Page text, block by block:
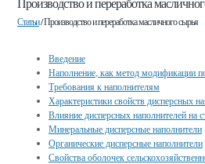
Статьи/ Производство и переработка масличного сырья
Введение
Наполнение, как метод модификации
Требования к наполнителям
Характеристики свойств дисперсных
Влияние дисперсных наполнителей на
Минеральные дисперсные наполнители
Органические дисперсные наполнители
Свойства оболочек